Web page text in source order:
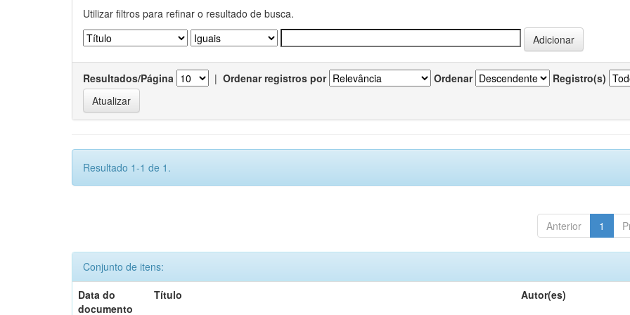
Utilizar filtros para refinar o resultado de busca.
Resultados/Página | Ordenar registros por Ordenar Registro(s)
Resultado 1-1 de 1.
Anterior 1
Conjunto de itens:
Data do
documento
Título Autor(es)